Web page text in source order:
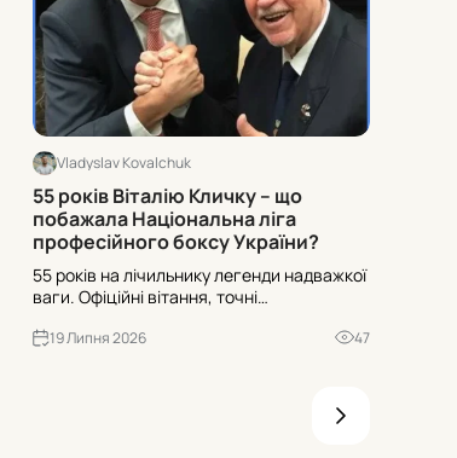
Vladyslav Kovalchuk
55 років Віталію Кличку – що
побажала Національна ліга
професійного боксу України?
55 років на лічильнику легенди надважкої
ваги. Офіційні вітання, точні
дивіться, що саме підкреслили у
19 Липня 2026 47